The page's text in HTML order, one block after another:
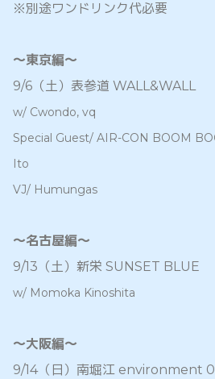
※別途ワンドリンク代必要
〜東京編〜
9/6（土）表参道 WALL&WALL
w/ Cwondo, vq
Special Guest/ AIR-CON BOOM
Ito
VJ/ Humungas
〜名古屋編〜
9/13（土）新栄 SUNSET BLUE
w/ Momoka Kinoshita
〜大阪編〜
9/14（日）南堀江 environment